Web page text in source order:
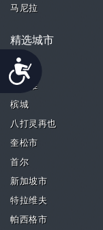
Accessibility
马尼拉
精选城市
新德里
芭堤雅
槟城
八打灵再也
奎松市
首尔
新加坡市
特拉维夫
帕西格市